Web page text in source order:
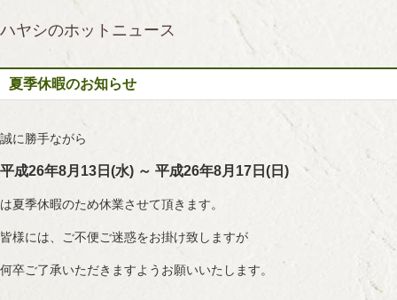
ハヤシのホットニュース
夏季休暇のお知らせ
誠に勝手ながら
平成26年8月13日(水) ～ 平成26年8月17日(日)
は夏季休暇のため休業させて頂きます。
皆様には、ご不便ご迷惑をお掛け致しますが
何卒ご了承いただきますようお願いいたします。